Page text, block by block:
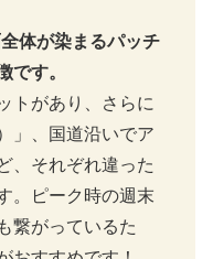
体が染まるパッチ
です。
トがあり、さらに
」、国道沿いでア
、それぞれ違った
。ピーク時の週末
繋がっているた